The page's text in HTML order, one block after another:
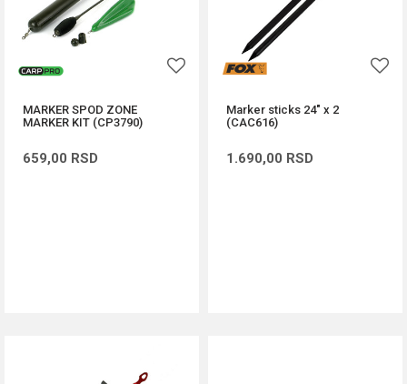
MARKER SPOD ZONE
MARKER KIT (CP3790)
659,00 RSD
Marker sticks 24" x 2
(CAC616)
1.690,00 RSD